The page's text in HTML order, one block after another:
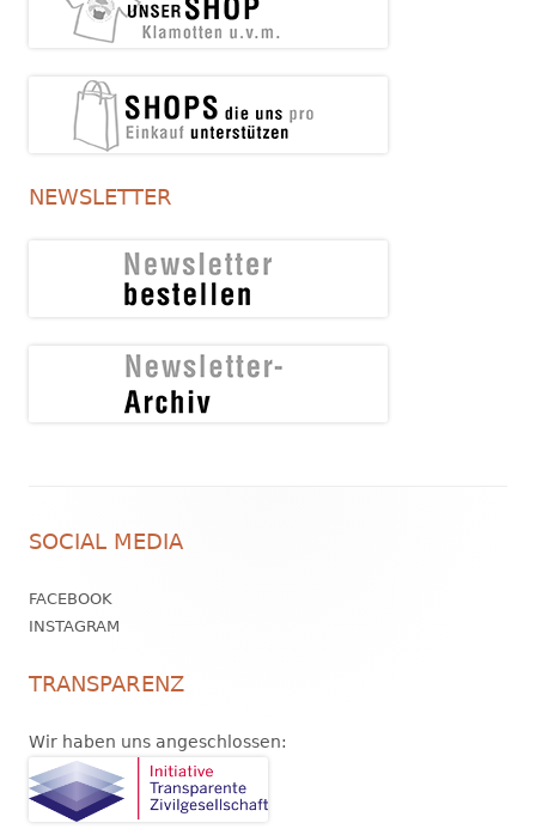
NEWSLETTER
Inhalt
SOCIAL MEDIA
FACEBOOK
INSTAGRAM
TRANSPARENZ
Wir haben uns angeschlossen: